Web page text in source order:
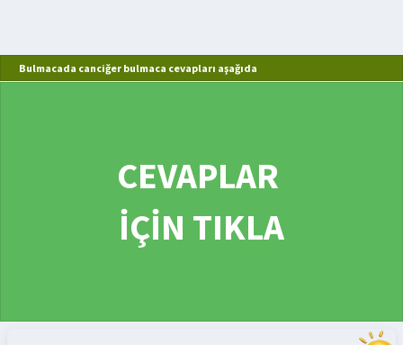
Bulmacada canciğer bulmaca cevapları aşağıda
CEVAPLAR
İÇİN TIKLA